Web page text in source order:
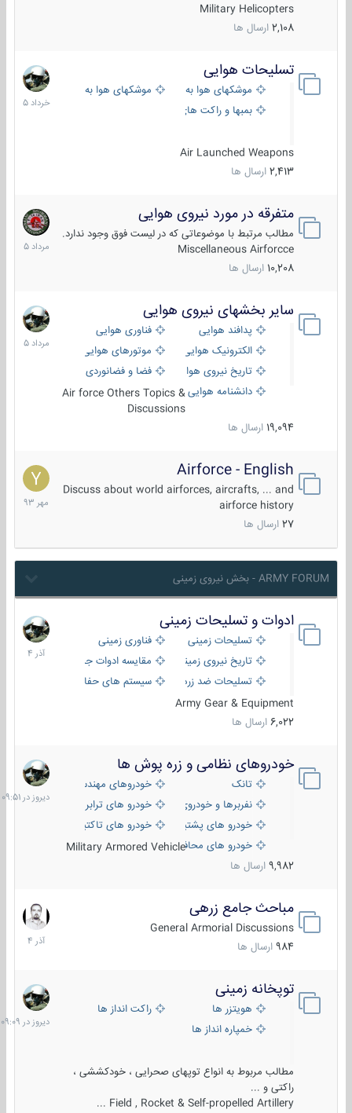
Military Helicopters
2,108 ارسال ها
تسلیحات هوایی
موشکهای هوا به هوا
موشکهای هوا به سطح
بمبها و راکت های هوایی
Air Launched Weapons
2,413 ارسال ها
30
خرداد
1405
متفرقه در مورد نیروی هوایی
مطالب مرتبط با موضوعاتی که در لیست فوق وجود ندارد.
Miscellaneous Airforcce
10,208 ارسال ها
7
مرداد
1405
سایر بخشهای نیروی هوایی
پدافند هوایی
فناوری هوایی
الکترونیک هوایی
موتورهای هوایی
تاریخ نیروی هوایی
فضا و فضانوردی
دانشنامه هواییAir force Others Topics &
Discussions
19,094 ارسال ها
2
مرداد
1405
Airforce - English
Discuss about world airforces, aircrafts, ... and
airforce history
27 ارسال ها
15
مهر
1393
ARMY FORUM - بخش نیروی زمینی
ادوات و تسلیحات زمینی
تسلیحات زمینی
فناوری زمینی
تاریخ نیروی زمینی
مقایسه ادوات جنگی
تسلیحات ضد زره
سیستم های حفاظت فعال
Army Gear & Equipment
6,022 ارسال ها
21
آذر
1404
خودروهای نظامی و زره پوش ها
تانک
خودروهای مهندسی
نفربرها و خودروی های رزمی پیاده نظام
خودرو های ترابری نظامی
خودرو های پشتیبانی آتش ، شناسایی و ضد تانک
خودرو های تاکتیکی نظامی
خودرو های محافظت شدهMilitary Armored Vehicle
9,982 ارسال ها
دیروز
در
09:51
مباحث جامع زرهی
General Armorial Discussions
984 ارسال ها
7
آذر
1404
توپخانه زمینی
هویتزر ها
راکت انداز ها
خمپاره انداز ها
مطالب مربوط به انواع توپهای صحرایی ، خودکششی ،
راکتی و ...
Field , Rocket & Self-propelled Artillery ...
دیروز
در
09:09